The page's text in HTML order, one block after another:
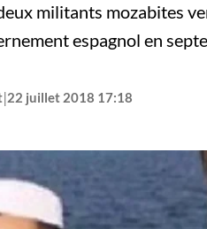
militants mozabites
espagnol en
|22 juillet 2018 17:18